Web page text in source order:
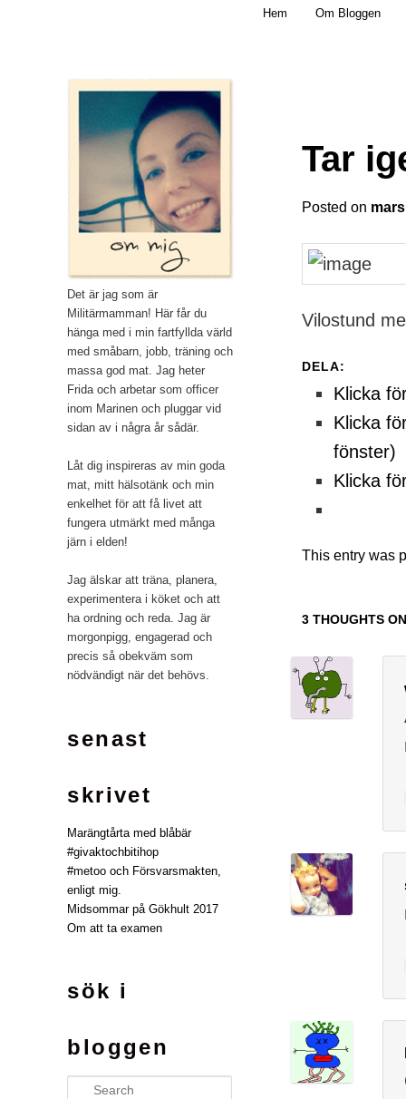
Mamma, militär och märkbart obekväm
Hem Om Bloggen
Tar
Posted on
Vilostund
DELA:
Klicka
Klicka
fönster)
Klicka
This entry was
3 THOUGHTS
Det är jag som är
Militärmamman! Här får du
hänga med i min fartfyllda värld
med småbarn, jobb, träning och
massa god mat. Jag heter
Frida och arbetar som officer
inom Marinen och pluggar vid
sidan av i några år sådär.
Låt dig inspireras av min goda
mat, mitt hälsotänk och min
enkelhet för att få livet att
fungera utmärkt med många
järn i elden!
Jag älskar att träna, planera,
experimentera i köket och att
ha ordning och reda. Jag är
morgonpigg, engagerad och
precis så obekväm som
nödvändigt när det behövs.
senast
skrivet
Marängtårta med blåbär
#givaktochbitihop
#metoo och Försvarsmakten,
enligt mig.
Midsommar på Gökhult 2017
Om att ta examen
sök i
bloggen
Search